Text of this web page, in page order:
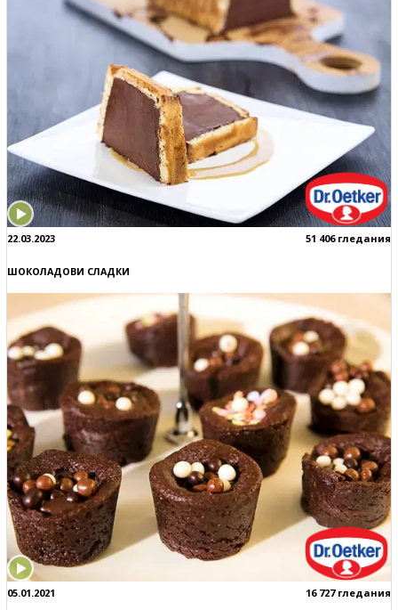
22.03.2023 51 406 гледания
ШОКОЛАДОВИ СЛАДКИ
05.01.2021 16 727 гледания